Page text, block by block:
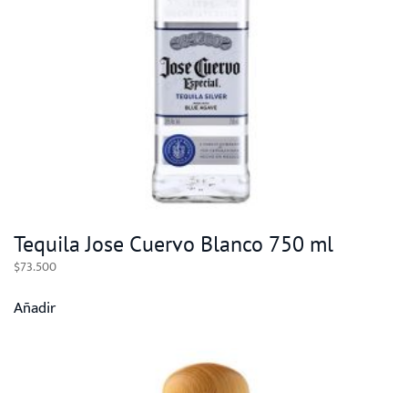
Tequila Jose Cuervo Blanco 750 ml
$73.500
Añadir